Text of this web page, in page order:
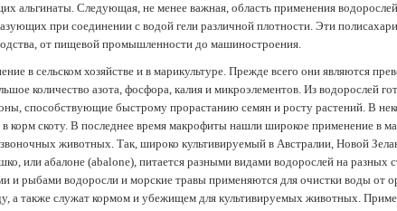
альгинаты. Следующая, не менее важная, область применения
при соединении с водой гели различной плотности. Эти
от пищевой промышленности до машиностроения.
в сельском хозяйстве и в марикультуре. Прежде всего они являются
количество азота, фосфора, калия и микроэлементов. Из водорослей
способствующие быстрому прорастанию семян и росту растений. В
корм скоту. В последнее время макрофиты нашли широкое применение в
животных. Так, широко культивируемый в Австралии, Новой
или абалоне (abalone), питается разными видами водорослей на разных
и рыбами водоросли и морские травы применяются для очистки воды от
а также служат кормом и убежищем для культивируемых животных.